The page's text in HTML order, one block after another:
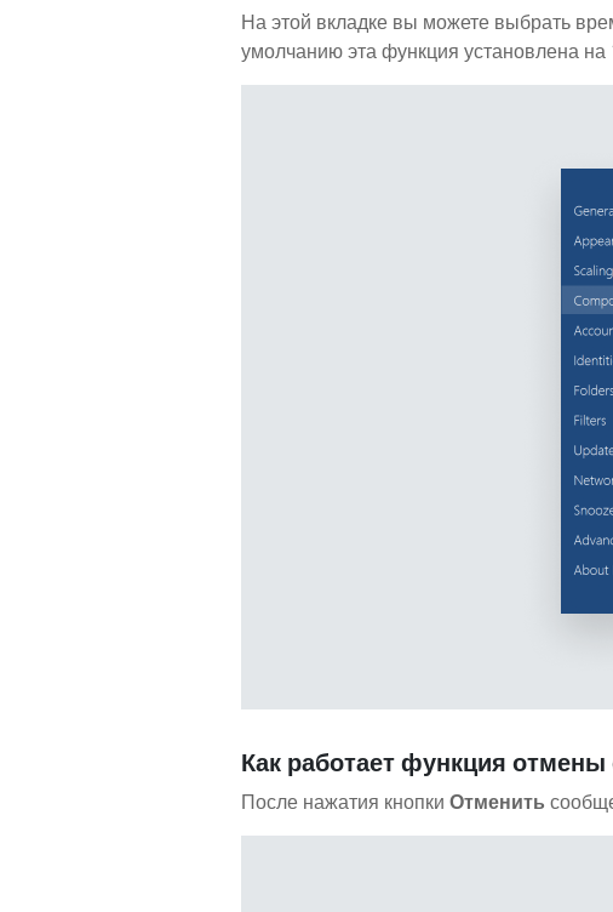
На этой вкладке вы можете выбрать
умолчанию эта функция установлена на
Как работает функция отмены
После нажатия кнопки Отменить